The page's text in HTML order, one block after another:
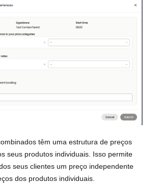
têm uma estrutura de preços
seus produtos individuais. Isso permite
seus clientes um preço independente
dos produtos individuais.